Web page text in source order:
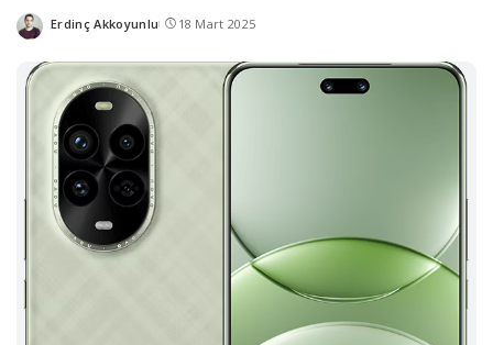
Posted
Erdinç Akkoyunlu 18 Mart 2025